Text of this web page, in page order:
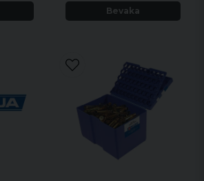
Bevaka